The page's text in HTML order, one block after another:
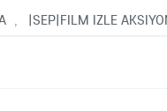
|SEP|FILM IZLE